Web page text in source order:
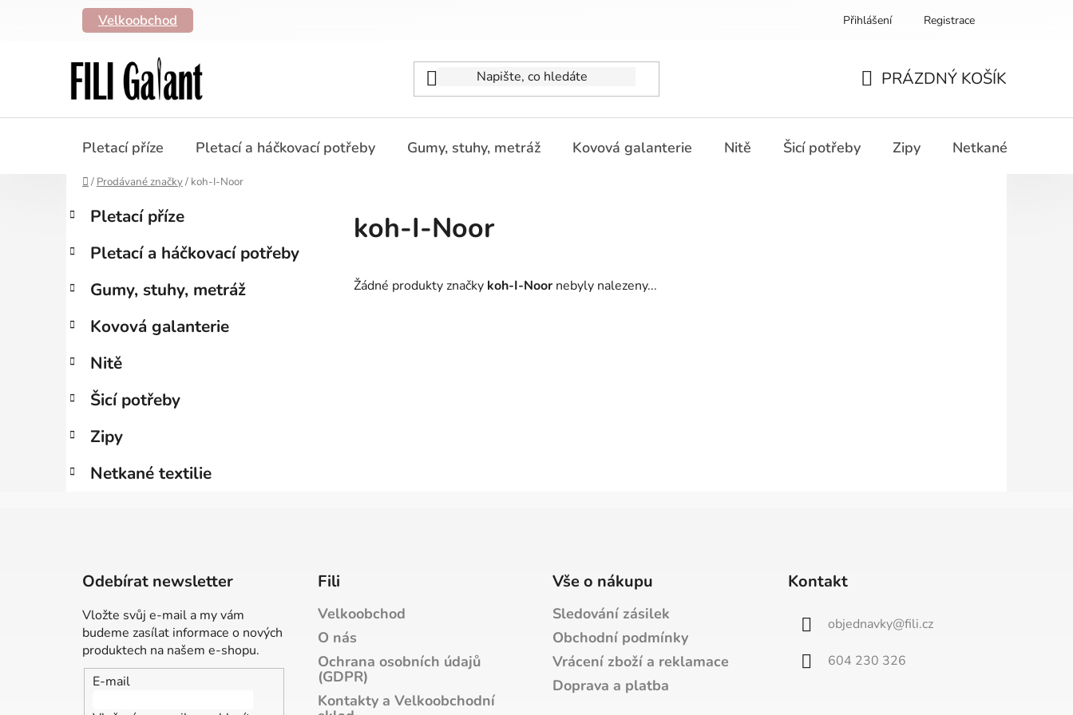
Velkoobchod Přihlášení Registrace
KOŠÍK
PRÁZDNÝ KOŠÍK
Pletací příze Pletací a háčkovací potřeby Gumy, stuhy, metráž Kovová galanterie Nitě Šicí potřeby Zipy Netkané textilie
Domů
/ Prodávané značky/ koh-I-Noor
P
s
r
n
n
p
n
l
Přeskočit
kategorie
K
a
e
o
Pletací příze
Pletací a háčkovací potřeby
Gumy, stuhy, metráž
Kovová galanterie
Nitě
Šicí potřeby
Zipy
Netkané textilie
koh-I-Noor
Žádné produkty značky koh-I-Noor nebyly nalezeny...
Odebírat newsletter
Vložte svůj e-mail a my vám
budeme zasílat informace o nových
produktech na našem e-shopu.
E-mail
Fili
Velkoobchod
O nás
Ochrana osobních údajů
(GDPR)
Kontakty a Velkoobchodní
Vše o nákupu
Sledování zásilek
Obchodní podmínky
Vrácení zboží a reklamace
Doprava a platba
Kontakt
objednavky@fili.cz
604 230 326